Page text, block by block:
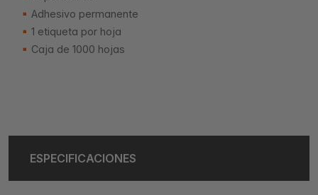
Adhesivo permanente
1 etiqueta por hoja
Caja de 1000 hojas
ESPECIFICACIONES